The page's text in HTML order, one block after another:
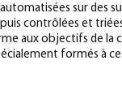
sur des
contrôlées et
aux objectifs de la
formés à